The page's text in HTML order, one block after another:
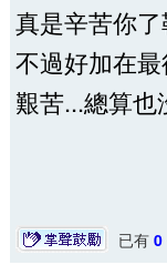
真是辛苦你了
不過好加在
艱苦...總算也
已有 0